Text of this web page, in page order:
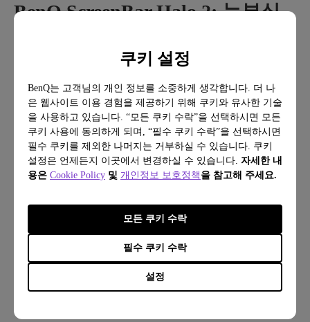
쿠키 설정
BenQ는 고객님의 개인 정보를 소중하게 생각합니다. 더 나
은 웹사이트 이용 경험을 제공하기 위해 쿠키와 유사한 기술
을 사용하고 있습니다. “모든 쿠키 수락”을 선택하시면 모든
쿠키 사용에 동의하게 되며, “필수 쿠키 수락”을 선택하시면
필수 쿠키를 제외한 나머지는 거부하실 수 있습니다. 쿠키
설정은 언제든지 이곳에서 변경하실 수 있습니다. 자세한 내
용은 Cookie Policy 및 개인정보 보호정책 을 참고해 주세요.
설정
필수 쿠키 수락
모든 쿠키 수락
BenQ ScreenBar Halo 2: 눈부심
BenQ ScreenBar Halo 2는 두 가지 눈부심 방지 개
념을 하나의 제품 설계에 담았습니다. 조명을 균형
있게 만들어 눈 피로를 최소화하고 집중력과 오랜
시간의 편안함을 모두 챙겨줍니다.
ScreenBar의 전면 라이트는
로
18° 안티 글레어 각도
니다. 이 정밀한 빔은 사무 공간 전체를 고르게 밝혀
화면(반사 눈부심)이나눈(직접 눈부심)에 빛이 닿